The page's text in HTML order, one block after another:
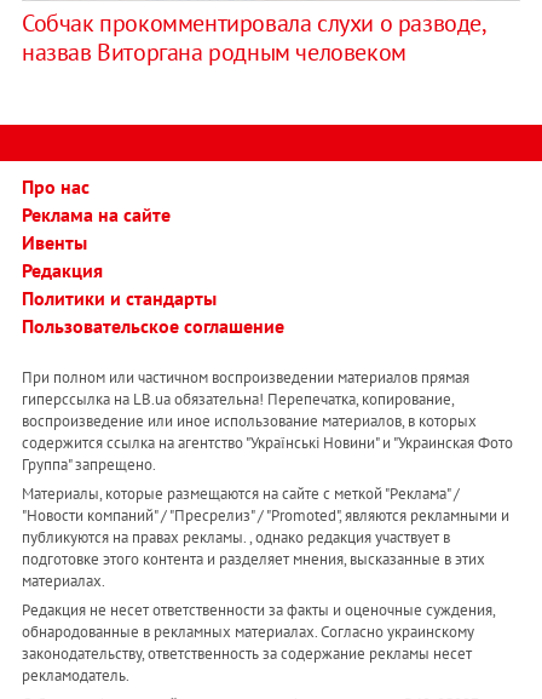
Собчак прокомментировала слухи о разводе,
назвав Виторгана родным человеком
Про нас
Реклама на сайте
Ивенты
Редакция
Политики и стандарты
Пользовательское соглашение
При полном или частичном воспроизведении материалов прямая
гиперссылка на LB.ua обязательна! Перепечатка, копирование,
воспроизведение или иное использование материалов, в которых
содержится ссылка на агентство "Українськi Новини" и "Украинская Фото
Группа" запрещено.
Материалы, которые размещаются на сайте с меткой "Реклама" /
"Новости компаний" / "Пресрелиз" / "Promoted", являются рекламными и
публикуются на правах рекламы. , однако редакция участвует в
подготовке этого контента и разделяет мнения, высказанные в этих
материалах.
Редакция не несет ответственности за факты и оценочные суждения,
обнародованные в рекламных материалах. Согласно украинскому
законодательству, ответственность за содержание рекламы несет
рекламодатель.